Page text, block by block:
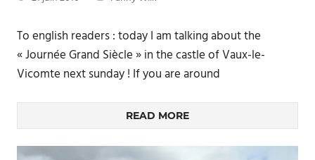
To english readers : today I am talking about the
« Journée Grand Siècle » in the castle of Vaux-le-
Vicomte next sunday ! If you are around
READ MORE